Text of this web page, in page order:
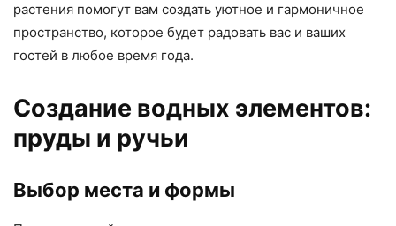
растения помогут вам создать уютное и гармоничное
пространство, которое будет радовать вас и ваших
гостей в любое время года.
Создание водных элементов:
пруды и ручьи
Выбор места и формы